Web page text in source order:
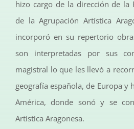
hizo cargo de la dirección de la
de la Agrupación Artística
incorporó en su repertorio
son interpretadas por sus
magistral lo que les llevó a
geografía española, de Europa y
América, donde sonó y se
Artística Aragonesa.